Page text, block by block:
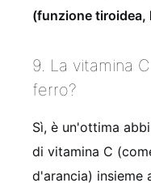
(funzione tiroidea,
9. La vitamina
ferro?
Sì, è un'ottima
di vitamina C
d'arancia) insieme